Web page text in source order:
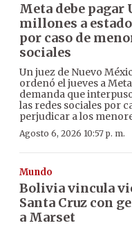
Meta debe pagar
millones a estado
por caso de
sociales
Un juez de Nuevo
ordenó el jueves a
demanda que
las redes sociales por
perjudicar a los
Agosto 6, 2026 10:57 p. m.
Mundo
Bolivia vincula
Santa Cruz con
a Marset